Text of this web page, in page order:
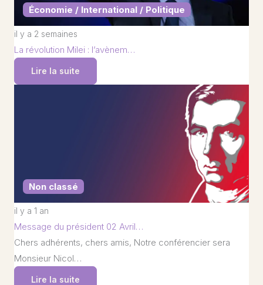
Économie / International / Politique
il y a 2 semaines
La révolution Milei : l’avènem…
Lire la suite
Non classé
il y a 1 an
Message du président 02 Avril…
Chers adhérents, chers amis, Notre conférencier sera
Monsieur Nicol…
Lire la suite